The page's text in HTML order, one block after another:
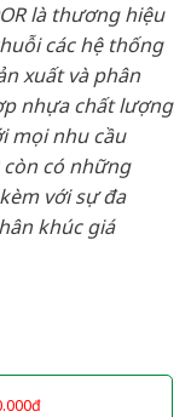
là thương hiệu
các hệ thống
xuất và phân
nhựa chất lượng
mọi nhu cầu
còn có những
với sự đa
khúc giá